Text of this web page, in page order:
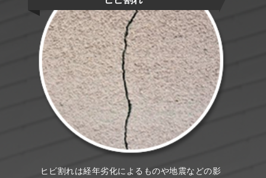
ヒビ割れは経年劣化によるものや地震などの影